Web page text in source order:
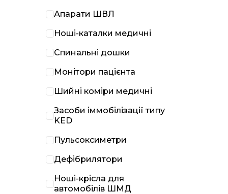
Апарати ШВЛ
Ноші-каталки медичні
Спинальні дошки
Монітори пацієнта
Шийні коміри медичні
Засоби іммобілізації типу
KED
Пульсоксиметри
Дефібрилятори
Ноші-крісла для
автомобілів ШМД